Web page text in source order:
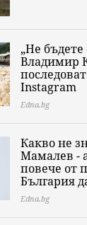
„Не
Владимир
Instagram
Edna.bg
Какво не
Мамалев -
повече от
България
Edna.bg